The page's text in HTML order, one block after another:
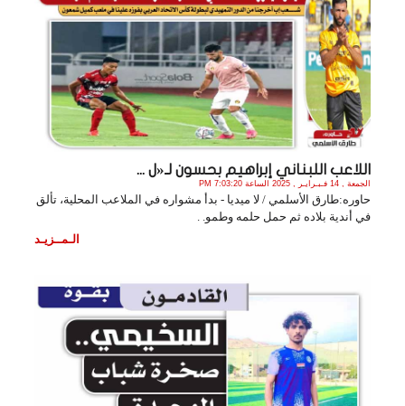
اللاعب اللبناني إبراهيم بحسون لـ«ل ...
الجمعة , 14 فـبـرايـر , 2025 الساعة 7:03:20 PM
حاوره:طارق الأسلمي / لا ميديا - بدأ مشواره في الملاعب المحلية، تألق
في أندية بلاده ثم حمل حلمه وطمو. .
الـمــزيـد